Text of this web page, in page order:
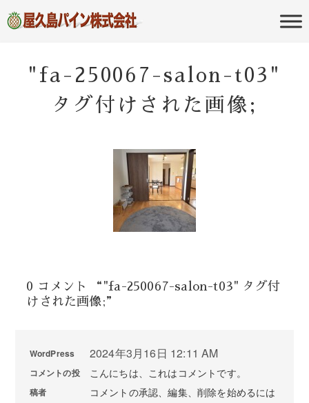
屋久島パイン
株式会社
のポータルサイト
"fa-250067-salon-t03"
タグ付けされた画像;
0 コメント “"fa-250067-salon-t03" タグ付
けされた画像;”
WordPress
コメントの投
稿者
2024年3月16日 12:11 AM
こんにちは、これはコメントです。
コメントの承認、編集、削除を始めるには